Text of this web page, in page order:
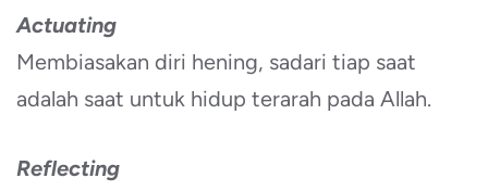
Actuating
Membiasakan diri hening, sadari tiap saat
adalah saat untuk hidup terarah pada Allah.
Reflecting